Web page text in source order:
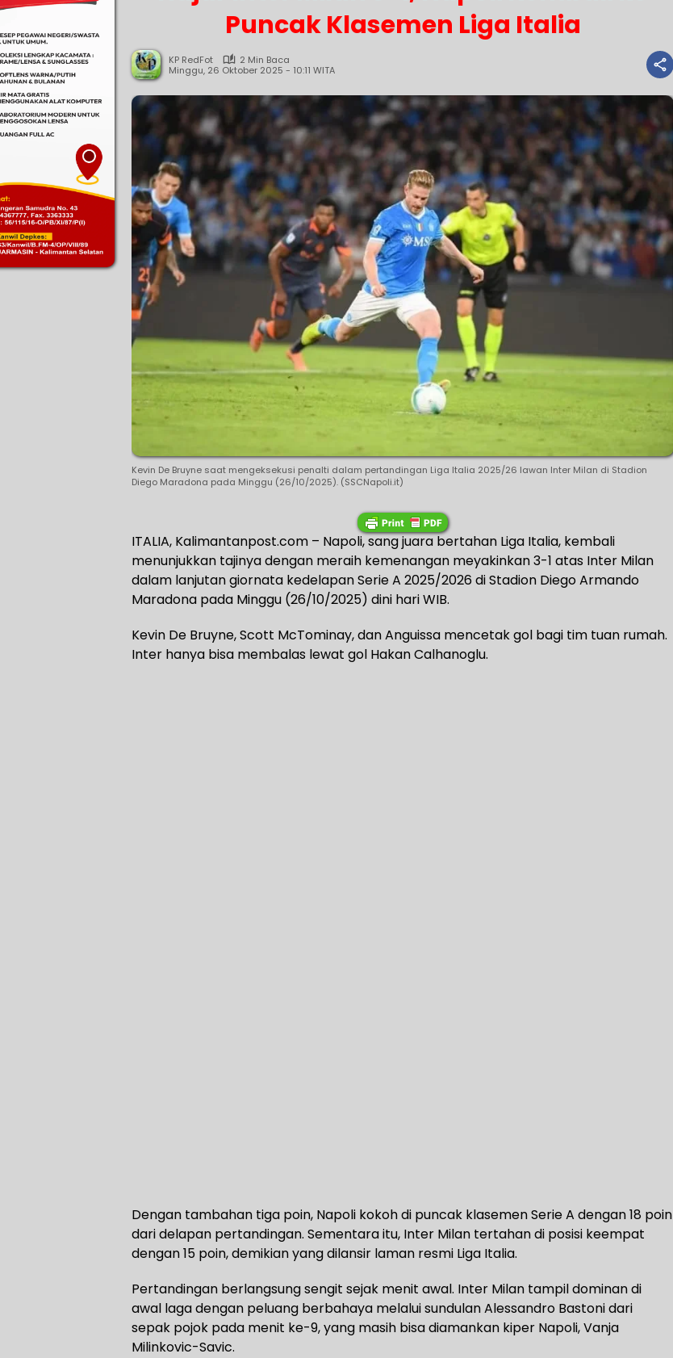
Puncak Klasemen Liga Italia
KP RedFot
2 Min Baca
Minggu, 26 Oktober 2025 - 10:11 WITA
Kevin De Bruyne saat mengeksekusi penalti dalam pertandingan Liga Italia 2025/26 lawan Inter Milan di Stadion
Diego Maradona pada Minggu (26/10/2025). (SSCNapoli.it)
ITALIA, Kalimantanpost.com – Napoli, sang juara bertahan Liga Italia, kembali
menunjukkan tajinya dengan meraih kemenangan meyakinkan 3-1 atas Inter Milan
dalam lanjutan giornata kedelapan Serie A 2025/2026 di Stadion Diego Armando
Maradona pada Minggu (26/10/2025) dini hari WIB.
Kevin De Bruyne, Scott McTominay, dan Anguissa mencetak gol bagi tim tuan rumah.
Inter hanya bisa membalas lewat gol Hakan Calhanoglu.
Dengan tambahan tiga poin, Napoli kokoh di puncak klasemen Serie A dengan 18 poin
dari delapan pertandingan. Sementara itu, Inter Milan tertahan di posisi keempat
dengan 15 poin, demikian yang dilansir laman resmi Liga Italia.
Pertandingan berlangsung sengit sejak menit awal. Inter Milan tampil dominan di
awal laga dengan peluang berbahaya melalui sundulan Alessandro Bastoni dari
sepak pojok pada menit ke-9, yang masih bisa diamankan kiper Napoli, Vanja
Milinkovic-Savic.